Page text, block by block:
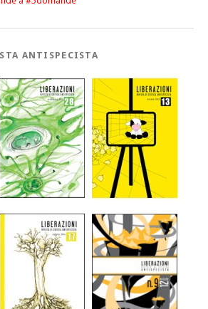
ANTISPECISTA